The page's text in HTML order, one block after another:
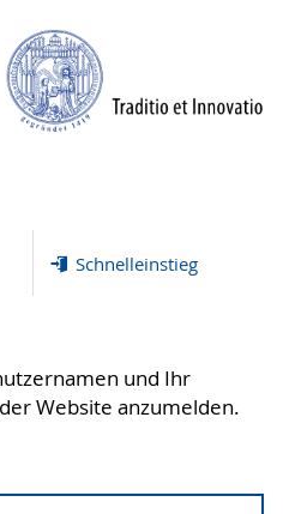
Schnelleinstieg
und Ihr
Website anzumelden.